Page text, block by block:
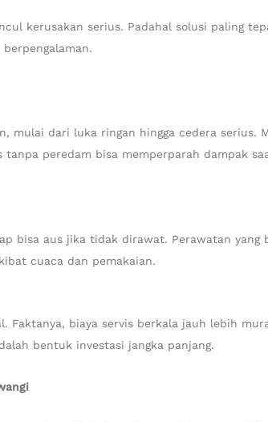
kerusakan serius. Padahal solusi paling
mulai dari luka ringan hingga cedera serius.
peredam bisa memperparah dampak
bisa aus jika tidak dirawat. Perawatan yang
cuaca dan pemakaian.
biaya servis berkala jauh lebih
bentuk investasi jangka panjang.